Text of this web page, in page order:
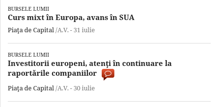
BURSELE LUMII
Curs mixt în Europa, avans în SUA
Piaţa de Capital /A.V. - 31 iulie
BURSELE LUMII
Investitorii europeni, atenţi în continuare la
raportările companiilor
Piaţa de Capital /A.V. - 30 iulie